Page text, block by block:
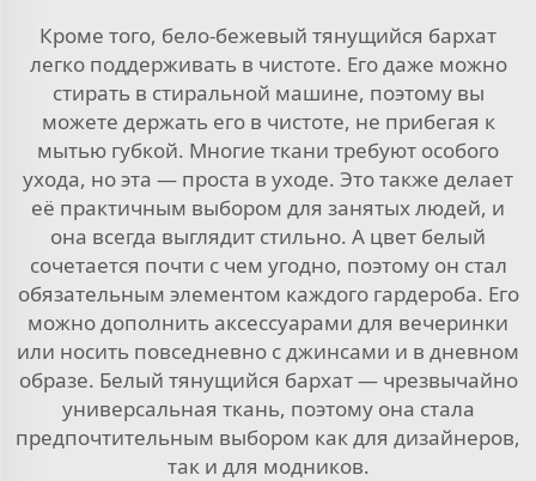
Кроме того, бело-бежевый тянущийся бархат
легко поддерживать в чистоте. Его даже можно
стирать в стиральной машине, поэтому вы
можете держать его в чистоте, не прибегая к
мытью губкой. Многие ткани требуют особого
ухода, но эта — проста в уходе. Это также делает
её практичным выбором для занятых людей, и
она всегда выглядит стильно. А цвет белый
сочетается почти с чем угодно, поэтому он стал
обязательным элементом каждого гардероба. Его
можно дополнить аксессуарами для вечеринки
или носить повседневно с джинсами и в дневном
образе. Белый тянущийся бархат — чрезвычайно
универсальная ткань, поэтому она стала
предпочтительным выбором как для дизайнеров,
так и для модников.